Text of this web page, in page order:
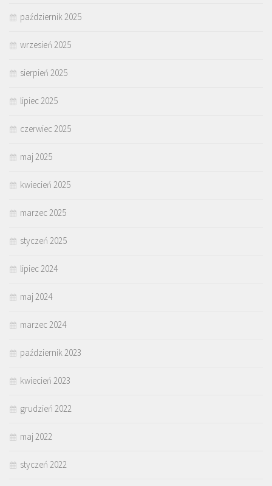
październik 2025
wrzesień 2025
sierpień 2025
lipiec 2025
czerwiec 2025
maj 2025
kwiecień 2025
marzec 2025
styczeń 2025
lipiec 2024
maj 2024
marzec 2024
październik 2023
kwiecień 2023
grudzień 2022
maj 2022
styczeń 2022